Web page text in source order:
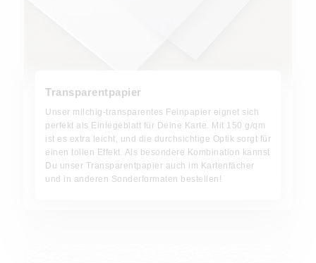
Transparentpapier
Unser milchig-transparentes Feinpapier eignet sich
perfekt als Einlegeblatt für Deine Karte. Mit 150 g/qm
ist es extra leicht, und die durchsichtige Optik sorgt für
einen tollen Effekt. Als besondere Kombination kannst
Du unser Transparentpapier auch im Kartenfächer
und in anderen Sonderformaten bestellen!